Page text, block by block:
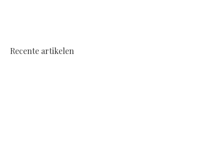
Recente artikelen